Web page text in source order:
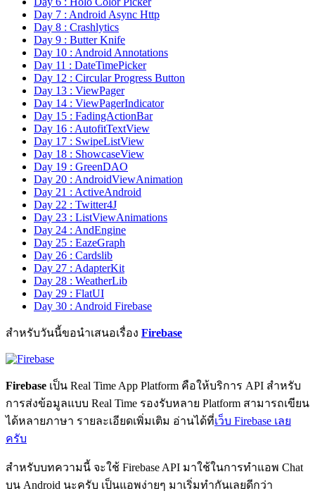
Day 7 : Android Async Http
Day 8 : Crashlytics
Day 9 : Butter Knife
Day 10 : Android Annotations
Day 11 : DateTimePicker
Day 12 : Circular Progress Button
Day 13 : ViewPager
Day 14 : ViewPagerIndicator
Day 15 : FadingActionBar
Day 16 : AutofitTextView
Day 17 : SwipeListView
Day 18 : ShowcaseView
Day 19 : GreenDAO
Day 20 : AndroidViewAnimation
Day 21 : ActiveAndroid
Day 22 : Twitter4J
Day 23 : ListViewAnimations
Day 24 : AndEngine
Day 25 : EazeGraph
Day 26 : Cardslib
Day 27 : AdapterKit
Day 28 : WeatherLib
Day 29 : FlatUI
Day 30 : Android Firebase
สำหรับวันนี้ขอนำเสนอเรื่อง Firebase
Firebase เป็น Real Time App Platform คือให้บริการ API สำหรับ
การส่งข้อมูลแบบ Real Time รองรับหลาย Platform สามารถเขียน
ได้หลายภาษา รายละเอียดเพิ่มเติม อ่านได้ที่เว็บ Firebase เลย
ครับ
สำหรับบทความนี้ จะใช้ Firebase API มาใช้ในการทำแอพ Chat
บน Android นะครับ เป็นแอพง่ายๆ มาเริ่มทำกันเลยดีกว่า